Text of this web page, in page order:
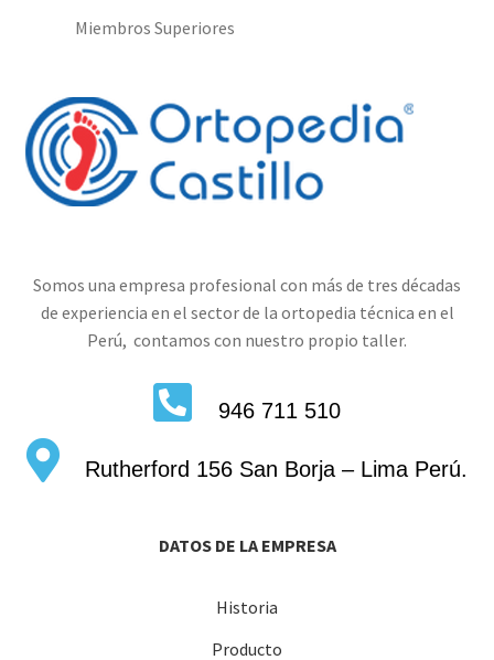
Miembros Superiores
Somos una empresa profesional con más de tres décadas
de experiencia en el sector de la ortopedia técnica en el
Perú, contamos con nuestro propio taller.
946 711 510
Rutherford 156 San Borja – Lima Perú.
DATOS DE LA EMPRESA
Historia
Producto